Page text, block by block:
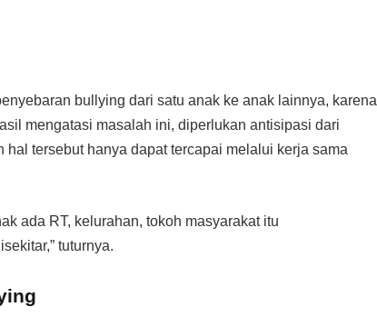
bullying dari satu anak ke anak lainnya, karena
mengatasi masalah ini, diperlukan antisipasi dari
tersebut hanya dapat tercapai melalui kerja sama
ada RT, kelurahan, tokoh masyarakat itu
tuturnya.